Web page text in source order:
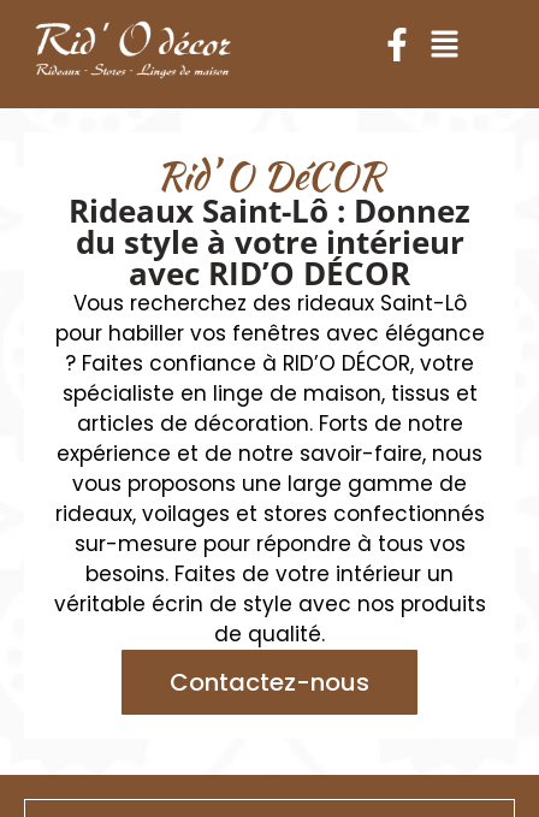
Rid’ O DéCOR
Rideaux Saint-Lô : Donnez
du style à votre intérieur
avec RID’O DÉCOR
Vous recherchez des rideaux Saint-Lô
pour habiller vos fenêtres avec élégance
? Faites confiance à RID’O DÉCOR, votre
spécialiste en linge de maison, tissus et
articles de décoration. Forts de notre
expérience et de notre savoir-faire, nous
vous proposons une large gamme de
rideaux, voilages et stores confectionnés
sur-mesure pour répondre à tous vos
besoins. Faites de votre intérieur un
véritable écrin de style avec nos produits
de qualité.
Contactez-nous